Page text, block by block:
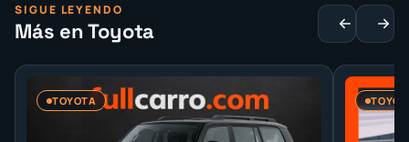
SIGUE LEYENDO
Más en Toyota
TOYOTA